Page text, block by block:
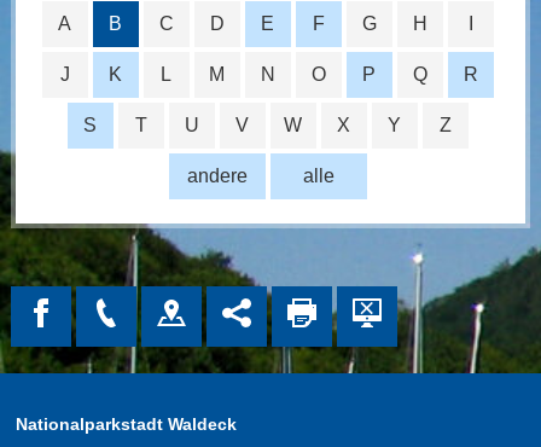
alle
A B C D E F G H
J K L M N O P Q R
S T U V W X Y Z
andere
Nationalparkstadt Waldeck